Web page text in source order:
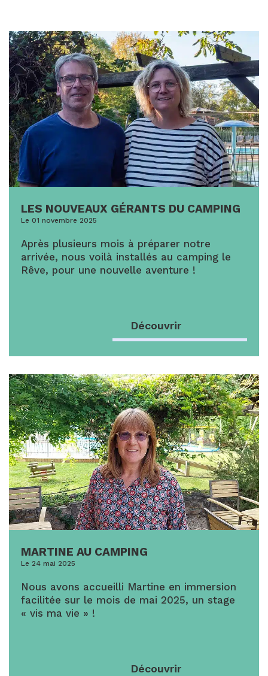
LES NOUVEAUX GÉRANTS DU CAMPING
Le 01 novembre 2025
Après plusieurs mois à préparer notre
arrivée, nous voilà installés au camping le
Rêve, pour une nouvelle aventure !
Découvrir
MARTINE AU CAMPING
Le 24 mai 2025
Nous avons accueilli Martine en immersion
facilitée sur le mois de mai 2025, un stage
« vis ma vie » !
Découvrir